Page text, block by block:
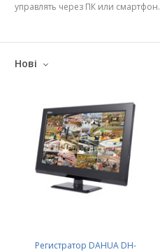
управлять через ПК или смартфон.
Нові
Регистратор DAHUA DH-